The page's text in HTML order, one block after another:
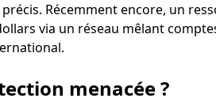
Récemment encore, un
via un réseau mêlant
menacée ?